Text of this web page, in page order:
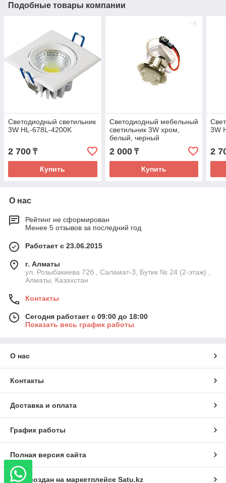
Подобные товары компании
Светодиодный светильник
3W HL-678L-4200K
2 700 ₸
Купить
Светодиодный мебельный
светильник 3W хром,
белый, черный
2 000₸
Купить
3W
2
О нас
Рейтинг не сформирован
Менее 5 отзывов за последний год
Работает с 23.06.2015
г. Алматы
ул. Розыбакиева 72б , Саламат-3, Бутик № 24 (2-этаж) ,
Алматы, Казахстан
Контакты
Сегодня работает с 09:00 до 18:00
Показать весь график работы
О нас
Контакты
Доставка и оплата
График работы
Полная версия сайта
Сайт создан на маркетплейсе Satu.kz